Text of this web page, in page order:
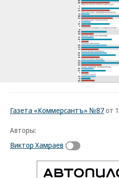
Газета «Коммерсантъ» №87от
Авторы:
Виктор Хамраев